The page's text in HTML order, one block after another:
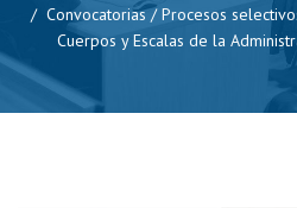
Convocatorias /Procesos
Cuerpos y Escalas de la